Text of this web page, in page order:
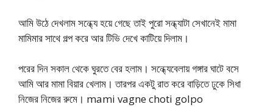
আমি উঠে দেখলাম সন্ধ্যে হয়ে গেছে তাই পুরো সন্ধ্যাটা সেখানেই মামা
মামিমার সাথে গল্প করে আর টিভি দেখে কাটিয়ে দিলাম।
পরের দিন সকাল থেকে ঘুরতে বের হলাম। সন্ধ্যেবেলায় গঙ্গার ঘাটে বসে
আমি আর মামা বিয়ার খেলাম। তারপর একটু রাত করে বাড়িতে ঢুকে সিধা
নিজের নিজের রুমে। mami vagne choti golpo